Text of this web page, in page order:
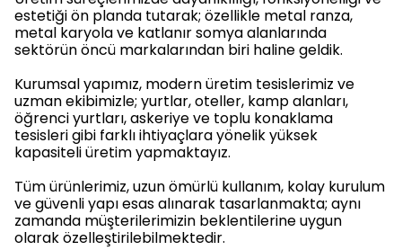
estetiği ön planda tutarak; özellikle metal ranza,
metal karyolave katlanır somyaalanlarında
sektörün öncü markalarından biri haline geldik.
Kurumsal yapımız, modern üretim tesislerimiz ve
uzman ekibimizle; yurtlar, oteller, kamp alanları,
öğrenci yurtları, askeriye ve toplu konaklama
tesisleri gibi farklı ihtiyaçlara yönelikyüksek
kapasiteli üretimyapmaktayız.
Tüm ürünlerimiz,uzun ömürlü kullanım, kolay kurulum
vegüvenli yapıesas alınarak tasarlanmakta; aynı
zamanda müşterilerimizin beklentilerine uygun
olarak özelleştirilebilmektedir.